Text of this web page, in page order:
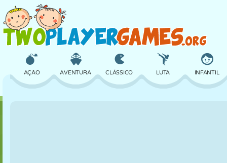
AÇÃO AVENTURA CLÁSSICO LUTA INFANTIL